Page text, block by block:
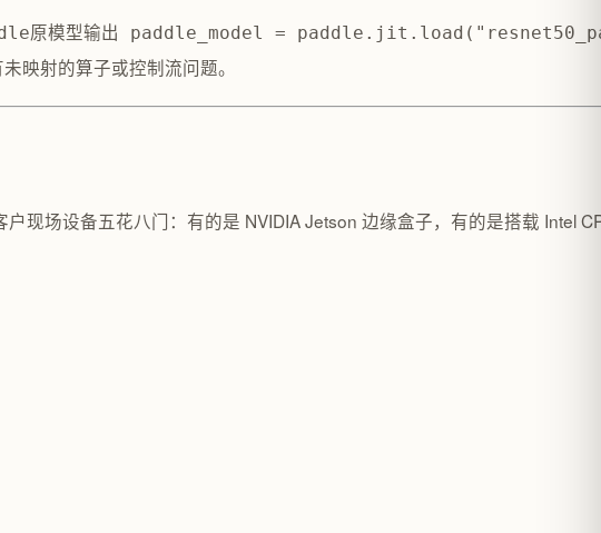
原模型输出 paddle_model =
映射的算子或控制流问题。
现场设备五花八门：有的是 NVIDIA Jetson 边缘盒子，有的是搭载 Intel